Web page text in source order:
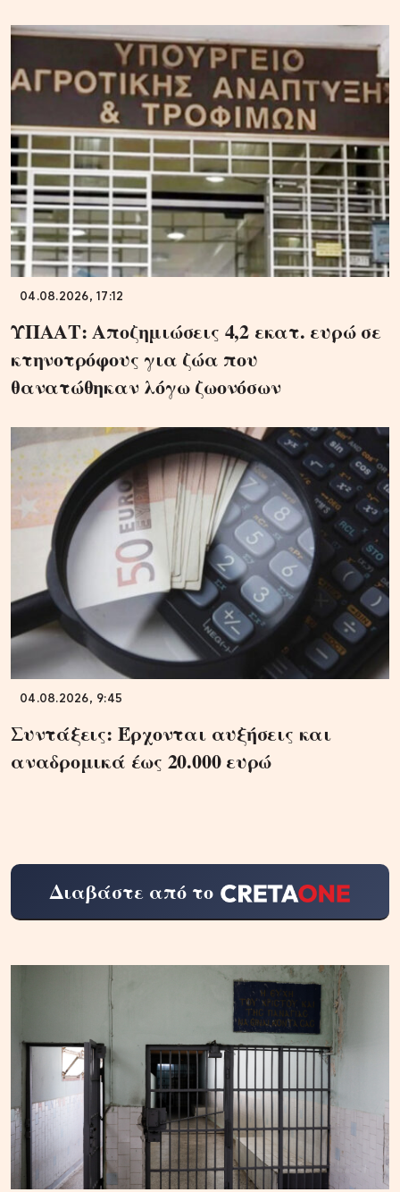
04.08.2026, 17:12
ΥΠΑΑΤ: Αποζημιώσεις 4,2 εκατ. ευρώ σε
κτηνοτρόφους για ζώα που
θανατώθηκαν λόγω ζωονόσων
04.08.2026, 9:45
Συντάξεις: Έρχονται αυξήσεις και
αναδρομικά έως 20.000 ευρώ
Διαβάστε από το